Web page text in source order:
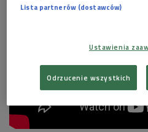
Lista partnerów (dostawców)
Ustawienia
Odrzucenie wszystkich